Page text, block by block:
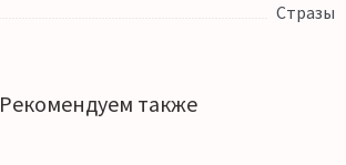
Стразы
Рекомендуем также